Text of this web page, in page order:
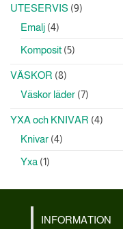
UTESERVIS 99
Emalj 44
Komposit 55
VÄSKOR 88
produkter
Väskor läder 77
YXA och KNIVAR 44
Knivar 44
Yxa 11
INFORMATION